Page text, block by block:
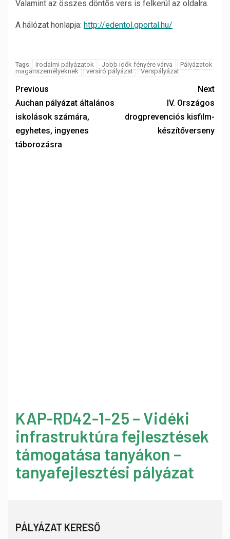
Valamint az összes döntős vers is felkerül az oldalra.
A hálózat honlapja: http://edentol.gportal.hu/
Tags: Irodalmi pályázatok Jobb idők fényére várva
Pályázatok
magánszemélyeknek
versíró pályázat Verspályázat
Previous
Auchan pályázat általános
iskolások számára,
egyhetes, ingyenes
táborozásra
Next
IV. Országos
drogprevenciós kisfilm-
készítőverseny
KAP-RD42-1-25 – Vidéki
infrastruktúra fejlesztések
támogatása tanyákon –
tanyafejlesztési pályázat
PÁLYÁZAT KERESŐ